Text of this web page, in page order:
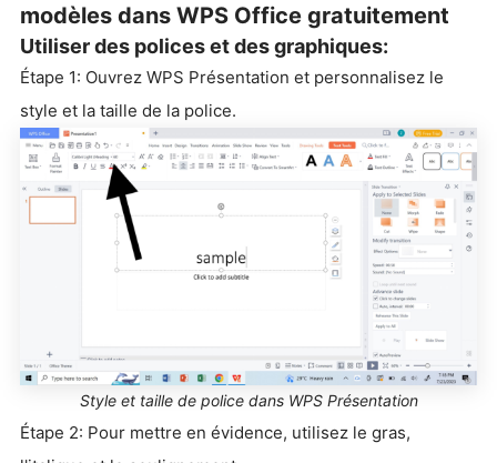
modèles dans WPS Office gratuitement
Utiliser des polices et des graphiques:
Étape 1: Ouvrez WPS Présentation et personnalisez le
style et la taille de la police.
Style et taille de police dans WPS Présentation
Étape 2: Pour mettre en évidence, utilisez le gras,